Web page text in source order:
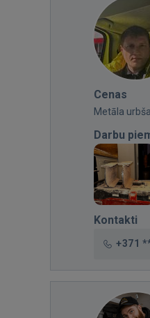
Cenas
Metāla
Darbu
Kontakti
+371